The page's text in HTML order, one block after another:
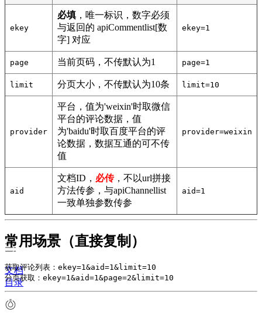
ekey
必填 ，唯一标识，数字必须
与返回的 apiCommentlist[数
字] 对应
ekey=1
page 当前页码，不传默认为1 page=1
limit 分页大小，不传默认为10条 limit=10
provider
平台，值为'weixin'时取微信
平台的评论数据，值
为'baidu'时取百度平台的评
论数据，数据互通的可不传
值
provider=weixin
aid
文档ID， 必传，不以url拼接
方法传参，与apiChannellist
一致单独参数传参
aid=1
常用场景（直接复制）
获取评论列表：ekey=1&aid=1&limit=10
分页获取：ekey=1&aid=1&page=2&limit=10
文档
目录